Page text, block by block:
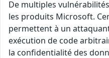
De multiples
les produits Microsoft.
permettent à un
exécution de code
la confidentialité des